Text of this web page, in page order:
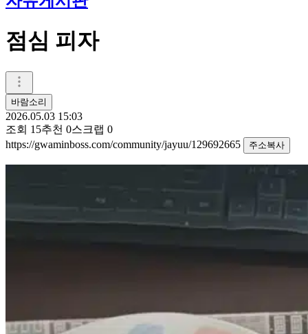
점심 피자
바람소리
2026.05.03 15:03
조회 15추천 0스크랩 0
https://gwaminboss.com/community/jayuu/129692665
주소복사